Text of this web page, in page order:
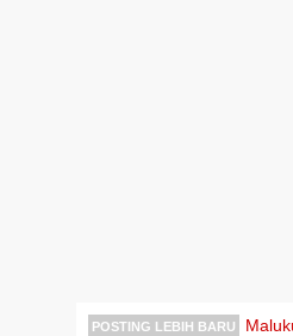
POSTING LEBIH BARU